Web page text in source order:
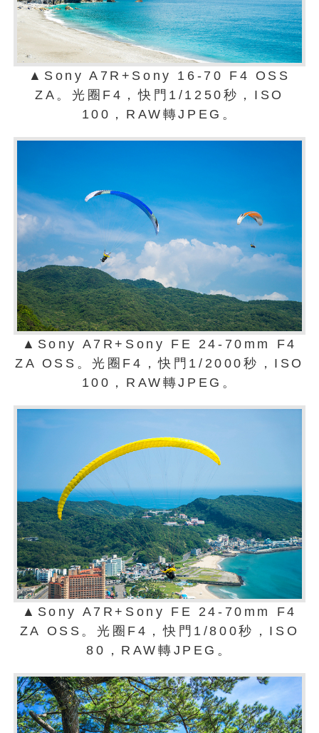
▲Sony A7R+Sony 16-70 F4 OSS
ZA。光圈F4，快門1/1250秒，ISO
100，RAW轉JPEG。
▲Sony A7R+Sony FE 24-70mm F4
ZA OSS。光圈F4，快門1/2000秒，ISO
100，RAW轉JPEG。
▲Sony A7R+Sony FE 24-70mm F4
ZA OSS。光圈F4，快門1/800秒，ISO
80，RAW轉JPEG。